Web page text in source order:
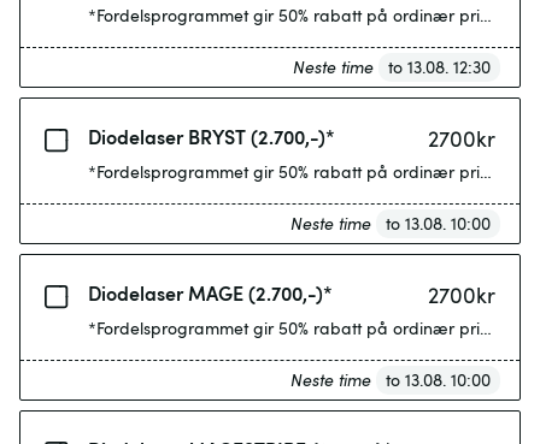
*Fordelsprogrammet gir 50% rabatt på ordinær pris etter
Neste time to 13.08. 12:30
Diodelaser BRYST (2.700,-)* 2700kr
*Fordelsprogrammet gir 50% rabatt på ordinær pris etter
Neste time to 13.08. 10:00
Diodelaser MAGE (2.700,-)* 2700kr
*Fordelsprogrammet gir 50% rabatt på ordinær pris etter
Neste time to 13.08. 10:00